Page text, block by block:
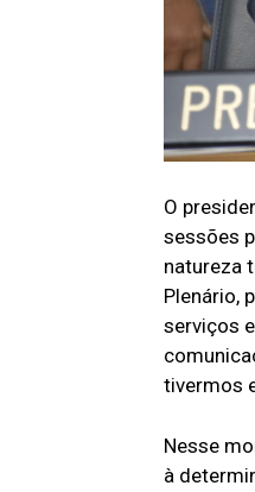
O
sessões
natureza
Plenário,
serviços
tivermos
Nesse
à